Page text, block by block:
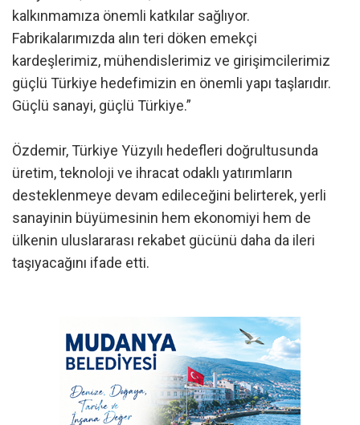
kalkınmamıza önemli katkılar sağlıyor.
Fabrikalarımızda alın teri döken emekçi
kardeşlerimiz, mühendislerimiz ve girişimcilerimiz
güçlü Türkiye hedefimizin en önemli yapı taşlarıdır.
Güçlü sanayi, güçlü Türkiye.”
Özdemir, Türkiye Yüzyılı hedefleri doğrultusunda
üretim, teknoloji ve ihracat odaklı yatırımların
desteklenmeye devam edileceğini belirterek, yerli
sanayinin büyümesinin hem ekonomiyi hem de
ülkenin uluslararası rekabet gücünü daha da ileri
taşıyacağını ifade etti.